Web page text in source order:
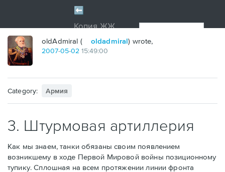
oldAdmiral ( oldadmiral) wrote,
2007-05-02 15:49:00
Category: Армия
3. Штурмовая артиллерия
Как мы знаем, танки обязаны своим появлением
возникшему в ходе Первой Мировой войны позиционному
тупику. Сплошная на всем протяжении линии фронта